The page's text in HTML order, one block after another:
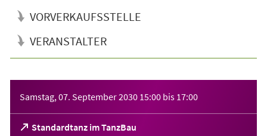
VORVERKAUFSSTELLE
VERANSTALTER
Samstag, 07. September 2030 15:00 bis 17:00
Standardtanz im TanzBau
(Öffnet